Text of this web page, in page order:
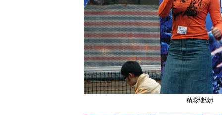
精彩继续6